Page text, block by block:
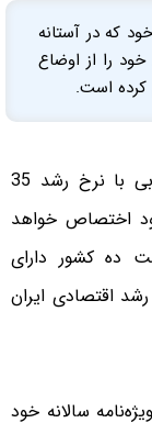
که در آستانه
را از اوضاع
کرده است.
در این پیش‌بینی آمده است که سودان جنوبی با نرخ رشد 35
اختصاص خواهد
درصد از فهرست ده کشور دارای
اقتصادی ایران
سالانه خود